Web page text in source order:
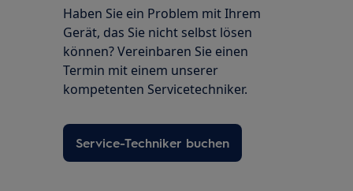
Haben Sie ein Problem mit Ihrem
Gerät, das Sie nicht selbst lösen
können? Vereinbaren Sie einen
Termin mit einem unserer
kompetenten Servicetechniker.
Service-Techniker buchen